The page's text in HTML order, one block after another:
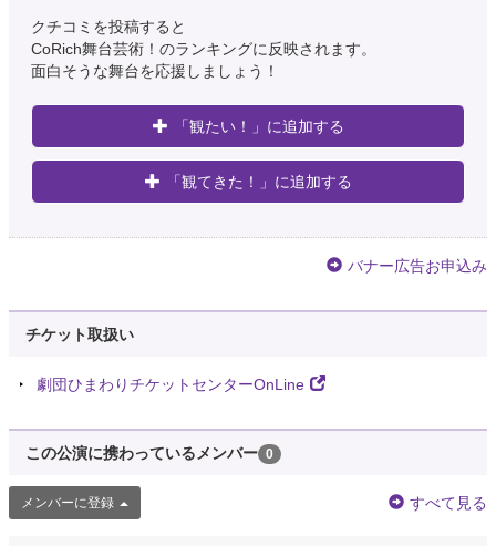
クチコミを投稿すると
CoRich舞台芸術！のランキングに反映されます。
面白そうな舞台を応援しましょう！
「観たい！」に追加する
「観てきた！」に追加する
バナー広告お申込み
チケット取扱い
劇団ひまわりチケットセンターOnLine
この公演に携わっているメンバー 0
メンバーに登録 すべて見る